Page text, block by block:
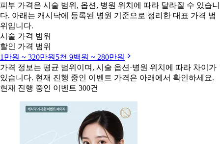
피부 가격은 시술 범위, 옵션, 병원 위치에 따라 달라질 수 있습니
다. 아래는 캐시닥에 등록된 병원 기준으로 정리한 대표 가격 범
위입니다.
시술 가격 범위
할인 가격 범위
1만원 ~ 320만원 5천 9백원 ~ 280만원
가격 정보는 평균 범위이며, 시술 옵션·병원 위치에 따라 차이가
있습니다. 현재 진행 중인 이벤트 가격은 아래에서 확인하세요.
현재 진행 중인 이벤트 300건